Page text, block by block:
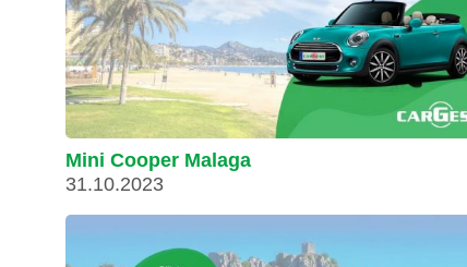
Mini Cooper Malaga
31.10.2023